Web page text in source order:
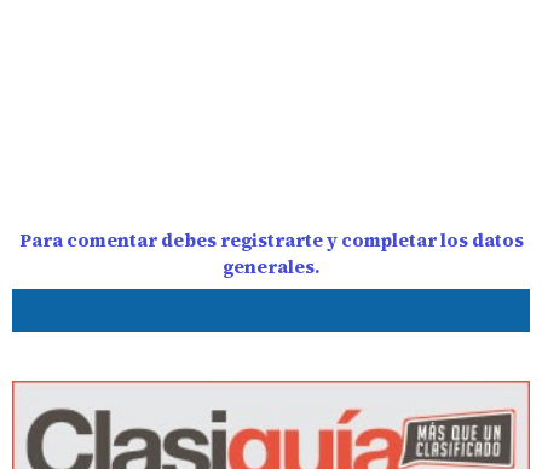
Para comentar debes registrarte y completar los datos
generales.